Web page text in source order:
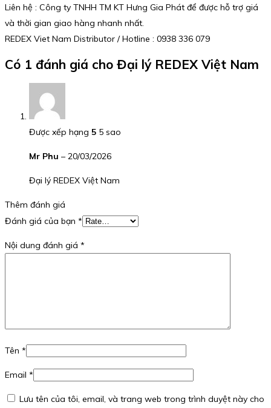
Liên hệ : Công ty TNHH TM KT Hưng Gia Phát để được hỗ trợ giá
và thời gian giao hàng nhanh nhất.
REDEX Viet Nam Distributor / Hotline : 0938 336 079
Có 1 đánh giá cho Đại lý REDEX Việt Nam
Được xếp hạng 5 5 sao
Mr Phu – 20/03/2026
Đại lý REDEX Việt Nam
Thêm đánh giá
Đánh giá của bạn *
Nội dung đánh giá *
Tên *
Email *
Lưu tên của tôi, email, và trang web trong trình duyệt này cho